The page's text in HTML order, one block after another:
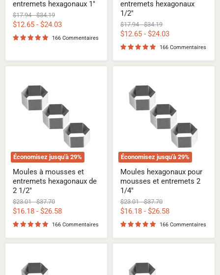
entremets hexagonaux 1"
Prix
d'origine
$17.94-Prix
d'origine
$34.19
$12.65 - $24.03
166 Commentaires
entremets hexagonaux
1/2"
Prix
d'origine
$17.94-Prix
d'origine
$34.19
$12.65 - $24.03
166 Commentaires
Économisez jusqu'à 29%
mousses
entremets
hexagonaux
Moules à mousses et
entremets hexagonaux de
2 1/2"
Prix
d'origine
$23.01-Prix
d'origine
$37.70
$16.18 - $26.58
166 Commentaires
Économisez jusqu'à 29%
pour
mousses
Moules hexagonaux pour
mousses et entremets 2
1/4"
Prix
d'origine
$23.01-Prix
d'origine
$37.70
$16.18 - $26.58
166 Commentaires
pour
pour